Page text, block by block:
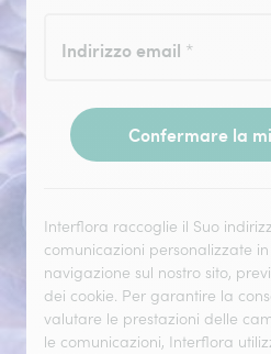
Indirizzo email *
Confermare la
Interflora raccoglie il Suo
comunicazioni personalizzate
navigazione sul nostro sito,
dei cookie. Per garantire la
valutare le prestazioni delle
le comunicazioni, Interflora